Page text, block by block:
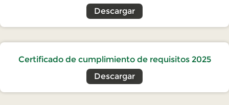
Descargar
Certificado de cumplimiento de requisitos 2025
Descargar